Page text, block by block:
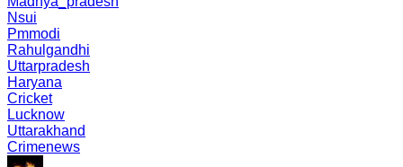
Nsui
Pmmodi
Rahulgandhi
Uttarpradesh
Haryana
Cricket
Lucknow
Uttarakhand
Crimenews